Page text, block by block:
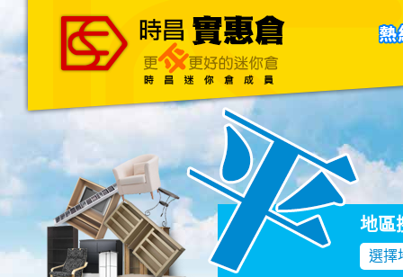
主頁 關於我們 聯絡我們
地區
選擇